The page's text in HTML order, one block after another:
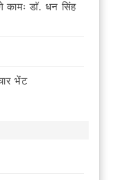
कामः डाॅ. धन सिंह
भेंट